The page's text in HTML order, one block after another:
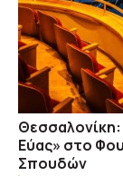
Θεσσαλονίκη:
Εύας» στο
Σπουδών